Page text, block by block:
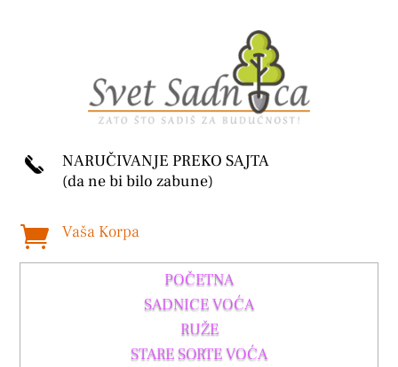
NARUČIVANJE PREKO SAJTA
(da ne bi bilo zabune)
 Vaša Korpa
POČETNA
SADNICE VOĆA
RUŽE
STARE SORTE VOĆA